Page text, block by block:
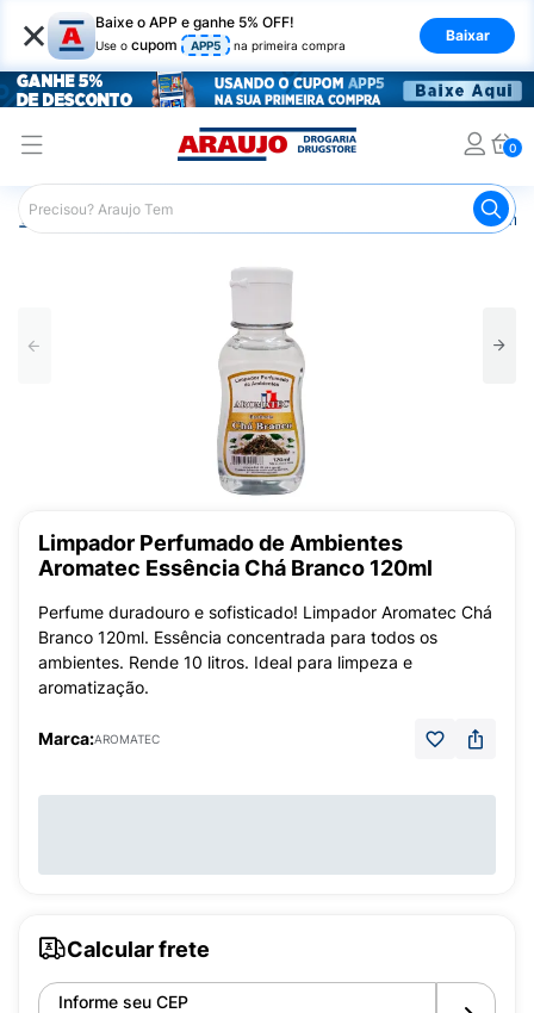
× Baixe o APP e ganhe 5% OFF!
Use o cupom APP5 na primeira compra
Baixar
0
Araujo Mercado Limpeza em
Limpador Perfumado de Ambientes
Aromatec Essência Chá Branco 120ml
Perfume duradouro e sofisticado! Limpador Aromatec Chá
Branco 120ml. Essência concentrada para todos os
ambientes. Rende 10 litros. Ideal para limpeza e
aromatização.
Marca:AROMATEC
Calcular frete
Informe seu CEP